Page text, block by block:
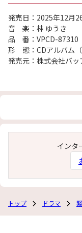
発売日：2025年12月26
音 楽：林 ゆうき
品 番：VPCD-87310
形 態：CDアルバム（
発売元：株式会社バッ
インタ
トップ ドラマ